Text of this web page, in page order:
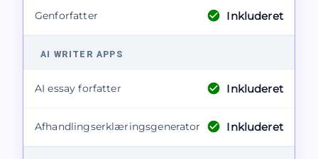
Genforfatter Inkluderet
AI WRITER APPS
AI essay forfatter Inkluderet
Afhandlingserklæringsgenerator Inkluderet